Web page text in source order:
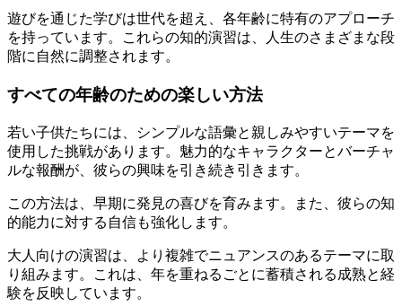
遊びを通じた学びは世代を超え、各年齢に特有のアプローチ
を持っています。これらの知的演習は、人生のさまざまな段
階に自然に調整されます。
すべての年齢のための楽しい方法
若い子供たちには、シンプルな語彙と親しみやすいテーマを
使用した挑戦があります。魅力的なキャラクターとバーチャ
ルな報酬が、彼らの興味を引き続き引きます。
この方法は、早期に発見の喜びを育みます。また、彼らの知
的能力に対する自信も強化します。
大人向けの演習は、より複雑でニュアンスのあるテーマに取
り組みます。これは、年を重ねるごとに蓄積される成熟と経
験を反映しています。